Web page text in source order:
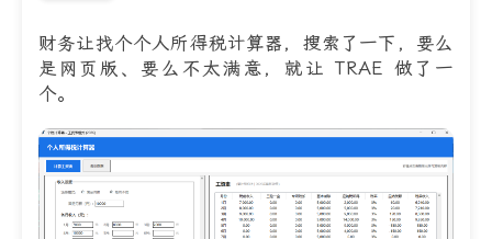
财务让找个个人所得税计算器，搜索了一下，要么
是网页版、要么不太满意，就让 TRAE 做了一
个。